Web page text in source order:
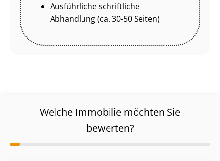
Ausführliche schriftliche
Abhandlung (ca. 30-50 Seiten)
Welche Immobilie möchten Sie
bewerten?